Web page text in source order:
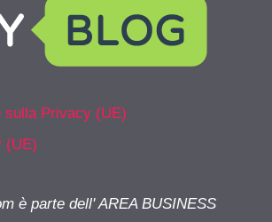
sulla Privacy (UE)
(UE)
è parte dell' AREA BUSINESS